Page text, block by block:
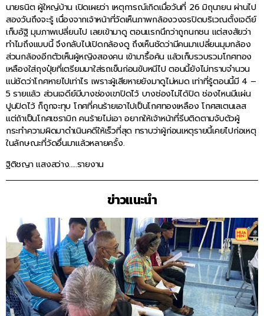
นายธนิต ผู้ใหญ่บ้าน เปิดเผยว่า เหตุการณ์เกิดเมื่อวันที่ 26 มิถุนายน ผ่านไป
สองวันถึงจะรู้ เนื่องจากเจ้าหน้าที่วัดเห็นภาพกล้องวงจรปิดบริเวณตั้งเจดีย์
เก็บอัฐิ มุมภาพเปลี่ยนไป เลยเข้ามาดู ตอนแรกนึกว่าถูกนกชน แต่สงสัยว่า
ทำไมถึงแบบนี้ จึงกลับไปเปิดกล้องดู ถึงเห็นชัดว่ามีคนมาเปลี่ยนมุมกล้อง
ส่วนกล้องอีกตัวเห็นผู้หญิงสองคน เข้ามารื้อค้น แล้วเก็บรวบรวมโกศทอง
เหลืองใส่ถุงปุ๋ยที่เตรียมมาใส่รถเข็นก่อนขับหนีไป ตอนนี้ยังไม่ทราบจำนวน
แน่ชัดว่าโกศหายไปเท่าไร เพราะผู้เสียหายยังมาดูไม่หมด เท่าที่รู้ตอนนี้มี 4 –
5 รายแล้ว ส่วนเจดีย์มีบางช่องเขาปิดไว้ บางช่องไม่ได้ปิด ช่องไหนมีแผ่น
ปูนปิดไว้ ก็ถูกจะทุบ โกศที่คนร้ายเอาไปเป็นโกศทองเหลือง โกศสเตนเลส
แต่ถ้าเป็นโกศเซรามิก คนร้ายไม่เอา อยากให้เจ้าหน้าที่รีบติดตามจับตัวผู้
กระทำความผิดมาดำเนินคดีให้เร็วที่สุด ทราบว่าผู้ก่อนเหตุรายนี้เคยไปก่อเหตุ
ในลักษณะที่วัดอื่นมาแล้วหลายครั้ง.
ฐิติชญา แสงสว่าง…..รายงาน
ข่าวแนะนำ